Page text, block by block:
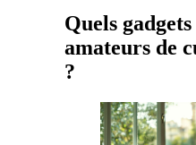
Quels
amateurs de
?